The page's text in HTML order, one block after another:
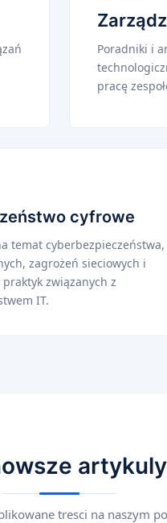
Poradniki i
pracę
cyfrowe
temat cyberbezpieczeństwa,
zagrożeń sieciowych i
związanych z
IT.
artykuly
tresci na naszym